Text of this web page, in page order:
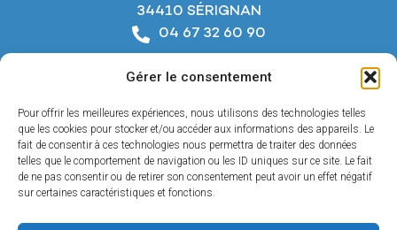
Gérer le consentement
Pour offrir les meilleures expériences, nous utilisons des technologies telles
que les cookies pour stocker et/ou accéder aux informations des appareils. Le
fait de consentir à ces technologies nous permettra de traiter des données
telles que le comportement de navigation ou les ID uniques sur ce site. Le fait
de ne pas consentir ou de retirer son consentement peut avoir un effet négatif
sur certaines caractéristiques et fonctions.
34410 SÉRIGNAN
04 67 32 60 90
Horaires d’ouverture
Du lundi au jeudi :
De 8h à 12h et de 14h à 18h
Le vendredi :
De 8h à 12h et de 14h à 17h